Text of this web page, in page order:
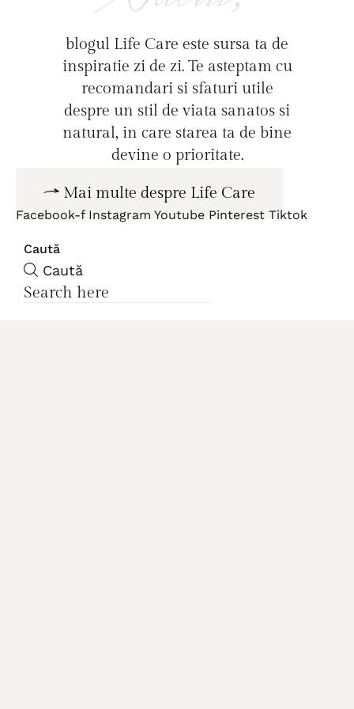
blogul Life Care este sursa ta de
inspiratie zi de zi. Te asteptam cu
recomandari si sfaturi utile
despre un stil de viata sanatos si
natural, in care starea ta de bine
devine o prioritate.
Mai multe despre Life Care
Facebook-f Instagram Youtube Pinterest Tiktok
Caută
Caută